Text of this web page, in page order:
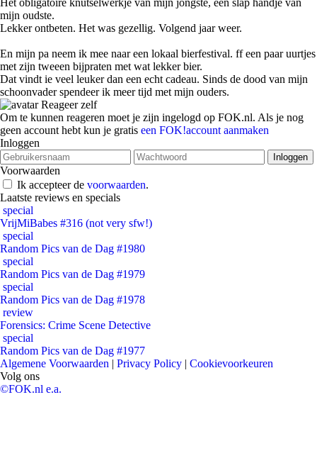
Het obligatoire knutselwerkje van mijn jongste, een slap handje van
mijn oudste.
Lekker ontbeten. Het was gezellig. Volgend jaar weer.
En mijn pa neem ik mee naar een lokaal bierfestival. ff een paar uurtjes
met zijn tweeen bijpraten met wat lekker bier.
Dat vindt ie veel leuker dan een echt cadeau. Sinds de dood van mijn
schoonvader spendeer ik meer tijd met mijn ouders.
Reageer zelf
Om te kunnen reageren moet je zijn ingelogd op FOK.nl. Als je nog
geen account hebt kun je gratis een FOK!account aanmaken
Inloggen
Voorwaarden
Ik accepteer de voorwaarden.
Laatste reviews en specials
special
VrijMiBabes #316 (not very sfw!)
special
Random Pics van de Dag #1980
special
Random Pics van de Dag #1979
special
Random Pics van de Dag #1978
review
Forensics: Crime Scene Detective
special
Random Pics van de Dag #1977
Algemene Voorwaarden | Privacy Policy | Cookievoorkeuren
Volg ons
©FOK.nl e.a.